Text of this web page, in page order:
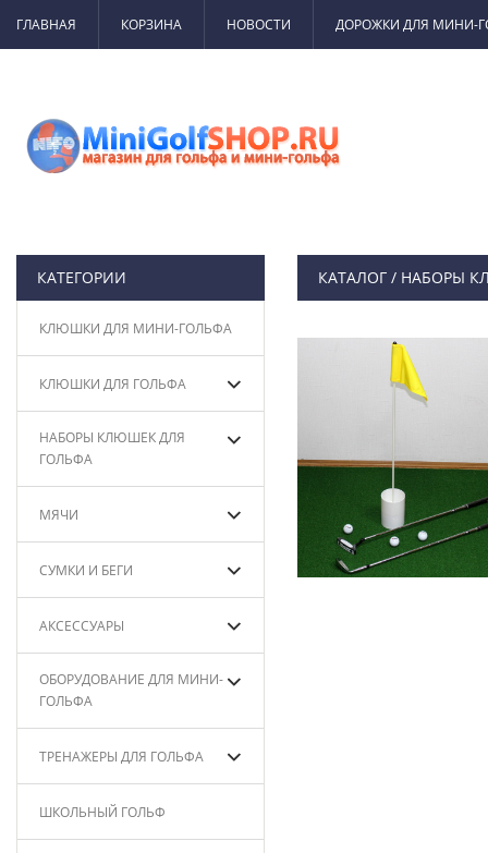
ГЛАВНАЯ КОРЗИНА НОВОСТИ ДОРОЖКИ ДЛЯ МИНИ-
КАТЕГОРИИ
КЛЮШКИ ДЛЯ МИНИ-ГОЛЬФА
КЛЮШКИ ДЛЯ ГОЛЬФА
НАБОРЫ КЛЮШЕК ДЛЯ
ГОЛЬФА
МЯЧИ
СУМКИ И БЕГИ
АКСЕССУАРЫ
ОБОРУДОВАНИЕ ДЛЯ МИНИ-
ГОЛЬФА
ТРЕНАЖЕРЫ ДЛЯ ГОЛЬФА
ШКОЛЬНЫЙ ГОЛЬФ
КАТАЛОГ/ НАБОРЫ